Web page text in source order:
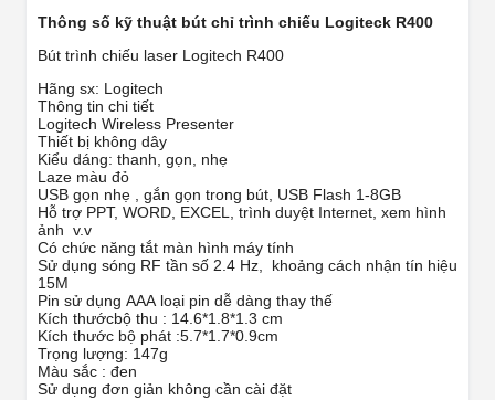
Thông số kỹ thuật bút chỉ trình chiếu Logiteck R400
Bút trình chiếu laser Logitech R400
Hãng sx: Logitech
Thông tin chi tiết
Logitech Wireless Presenter
Thiết bị không dây
Kiểu dáng: thanh, gọn, nhẹ
Laze màu đỏ
USB gọn nhẹ , gắn gọn trong bút, USB Flash 1-8GB
Hỗ trợ PPT, WORD, EXCEL, trình duyệt Internet, xem hình
ảnh v.v
Có chức năng tắt màn hình máy tính
Sử dụng sóng RF tần số 2.4 Hz, khoảng cách nhận tín hiệu
15M
Pin sử dụng AAA loại pin dễ dàng thay thế
Kích thướcbộ thu : 14.6*1.8*1.3 cm
Kích thước bộ phát :5.7*1.7*0.9cm
Trọng lượng: 147g
Màu sắc : đen
Sử dụng đơn giản không cần cài đặt